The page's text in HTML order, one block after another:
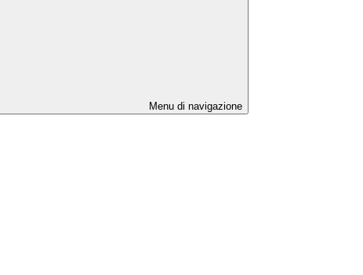
Menu di navigazione